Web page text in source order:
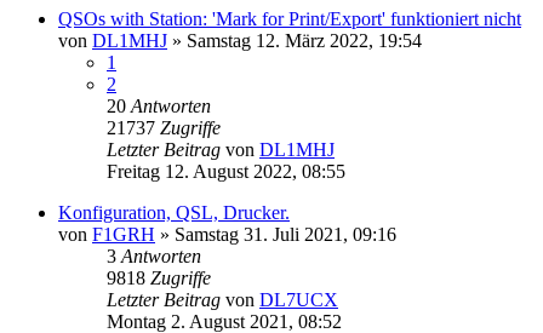
QSOs with Station: 'Mark for Print/Export' funktioniert nicht
von DL1MHJ » Samstag 12. März 2022, 19:54
1
2
20 Antworten
21737 Zugriffe
Letzter Beitrag von DL1MHJ
Freitag 12. August 2022, 08:55
Konfiguration, QSL, Drucker.
von F1GRH » Samstag 31. Juli 2021, 09:16
3 Antworten
9818 Zugriffe
Letzter Beitrag von DL7UCX
Montag 2. August 2021, 08:52